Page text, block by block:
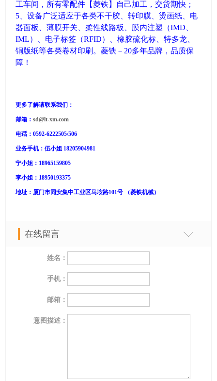
工车间，所有零配件【菱铁】自己加工，交货期快；
5、设备广泛适应于各类不干胶、转印膜、烫画纸、电
器面板、薄膜开关、柔性线路板、膜内注塑（IMD、
IML）、电子标签（RFID）、橡胶硫化标、特多龙、
铜版纸等各类卷材印刷。菱铁－20多年品牌，品质保
障！
更多了解请联系我们：
邮箱：sd@lt-xm.com
电话：0592-6222505/506
业务手机：伍小姐 18205904981
宁小姐：18965159805
李小姐：18950193375
地址：厦门市同安集中工业区马垵路101号 （菱铁机械）
在线留言
姓名：
手机：
邮箱：
意图描述：